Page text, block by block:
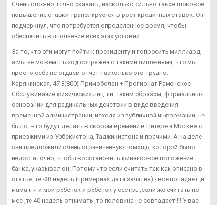
Очень сложно точно сказать, насколько сильно такое шоковое
повышение ставки транслируется в рост кредитных ставок. Он
подчеркнул, что потребуется определенное время, чтобы
обеспечить выполнение всех этих условий.
За то, что эти могут пойти к президенту и попросить миллиард,
а мы не можем. Выход сопряжён с такими лишениями, что мы
просто себе не отдаём отчёт насколько это трудно.
Карякинская, 47 8(800) Примоболан + Пропионат Раменское
Обслуживание физических лиц: пн. Таким образом, формальных
оснований для радикальных действий в виде введения
временной администрации, исходя из публичной информации, не
было. Что будут делать в скором времени в Питере и Москве с
приезжими из Узбекистона, Таджикистона и прочими. А на деле
они предложили очень ограниченную помощь, которой было
недостаточно, чтобы восстановить финансовое положение
банка, указывал он. Потому что если считать так как описано в
статье ,те -38 недель (примерная дата зачатия) - все попадает ,и
мама и я и мой ребёнок и ребёнок у сёстры,если же считать по
мес ,те 40 недель отнимать ,то половина не совпадает!!!! У вас